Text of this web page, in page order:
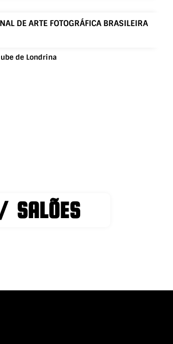
DE ARTE FOTOGRÁFICA BRASILEIRA
de Londrina
SALÕES